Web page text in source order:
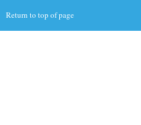
Return to top of page